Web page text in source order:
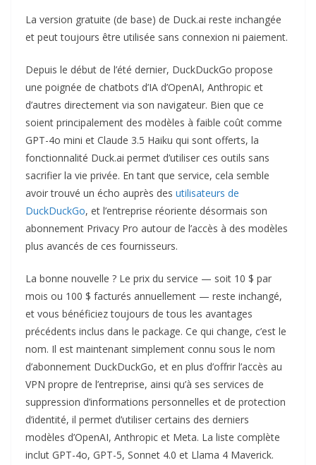
La version gratuite (de base) de Duck.ai reste inchangée
et peut toujours être utilisée sans connexion ni paiement.
Depuis le début de l’été dernier, DuckDuckGo propose
une poignée de chatbots d’IA d’OpenAI, Anthropic et
d’autres directement via son navigateur. Bien que ce
soient principalement des modèles à faible coût comme
GPT-4o mini et Claude 3.5 Haiku qui sont offerts, la
fonctionnalité Duck.ai permet d’utiliser ces outils sans
sacrifier la vie privée. En tant que service, cela semble
avoir trouvé un écho auprès des utilisateurs de
DuckDuckGo, et l’entreprise réoriente désormais son
abonnement Privacy Pro autour de l’accès à des modèles
plus avancés de ces fournisseurs.
La bonne nouvelle ? Le prix du service — soit 10 $ par
mois ou 100 $ facturés annuellement — reste inchangé,
et vous bénéficiez toujours de tous les avantages
précédents inclus dans le package. Ce qui change, c’est le
nom. Il est maintenant simplement connu sous le nom
d’abonnement DuckDuckGo, et en plus d’offrir l’accès au
VPN propre de l’entreprise, ainsi qu’à ses services de
suppression d’informations personnelles et de protection
d’identité, il permet d’utiliser certains des derniers
modèles d’OpenAI, Anthropic et Meta. La liste complète
inclut GPT-4o, GPT-5, Sonnet 4.0 et Llama 4 Maverick.